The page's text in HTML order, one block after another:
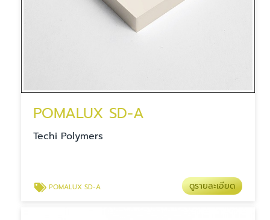
POMALUX SD-A
Techi Polymers
POMALUX SD-A ดูรายละเอียด